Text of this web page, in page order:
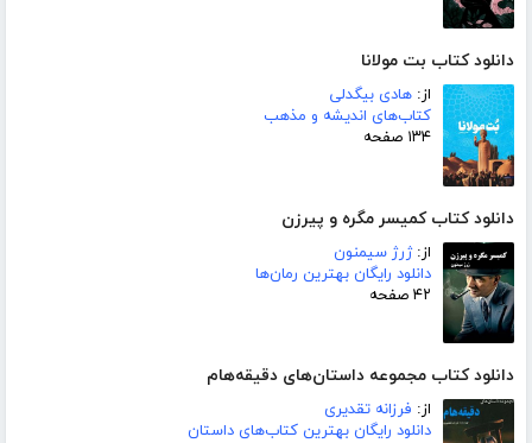
دانلود کتاب بت مولانا
از: هادی بیگدلی
کتاب‌های اندیشه و مذهب
۱۳۴ صفحه
دانلود کتاب کمیسر مگره و پیرزن
از:ژرژ سیمنون
دانلود رایگان بهترین رمان‌ها
۴۲ صفحه
دانلود کتاب مجموعه داستان‌های دقیقه‌هام
از: فرزانه تقدیری
دانلود رایگان بهترین کتاب‌های داستان